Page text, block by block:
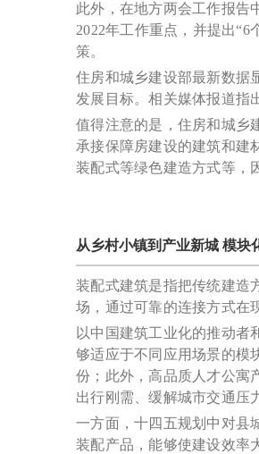
此外，在地方两会工作报告
2022年工作重点，并提出
策。
住房和城乡建设部最新数据
发展目标。相关媒体报道指
值得注意的是，住房和城乡
承接保障房建设的建筑和建
装配式等绿色建造方式等，
从乡村小镇到产业新城 模块
装配式建筑是指把传统建造
场，通过可靠的连接方式在
以中国建筑工业化的推动
够适应于不同应用场景的模
份；此外，高品质人才公寓
出行刚需、缓解城市交通压
一方面，十四五规划中对县
装配产品，能够使建设效率